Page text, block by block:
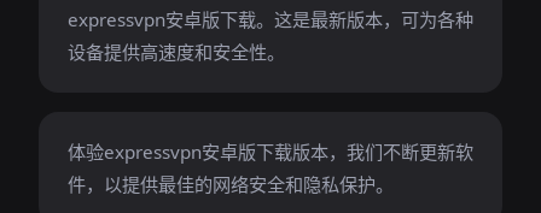
expressvpn安卓版下载。这是最新版本，可为各种
设备提供高速度和安全性。
体验expressvpn安卓版下载版本，我们不断更新软
件，以提供最佳的网络安全和隐私保护。